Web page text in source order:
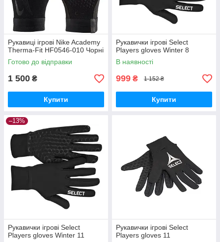
Рукавиці ігрові Nike Academy
Therma-Fit HF0546-010 Чорні
Готово до відправки
1 500 ₴
Купити
Рукавички ігрові Select
Players gloves Winter 8
В наявності
999 ₴ 1 152 ₴
Купити
–13%
Рукавички ігрові Select
Players gloves Winter 11
Рукавички ігрові Select
Players gloves 11